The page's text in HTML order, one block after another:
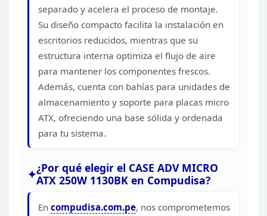
separado y acelera el proceso de montaje.
Su diseño compacto facilita la instalación en
escritorios reducidos, mientras que su
estructura interna optimiza el flujo de aire
para mantener los componentes frescos.
Además, cuenta con bahías para unidades de
almacenamiento y soporte para placas micro
ATX, ofreciendo una base sólida y ordenada
para tu sistema.
¿Por qué elegir el CASE ADV MICRO
ATX 250W 1130BK en Compudisa?
En compudisa.com.pe, nos comprometemos